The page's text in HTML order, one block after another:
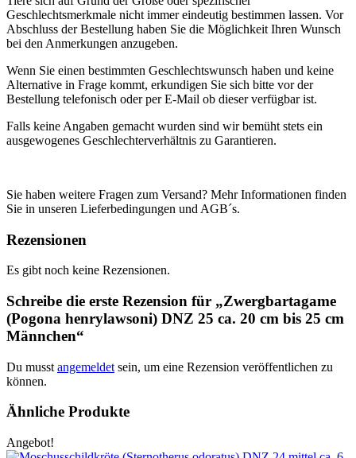
Geschlechtsmerkmale nicht immer eindeutig bestimmen lassen. Vor
Abschluss der Bestellung haben Sie die Möglichkeit Ihren Wunsch
bei den Anmerkungen anzugeben.
Wenn Sie einen bestimmten Geschlechtswunsch haben und keine
Alternative in Frage kommt, erkundigen Sie sich bitte vor der
Bestellung telefonisch oder per E-Mail ob dieser verfügbar ist.
Falls keine Angaben gemacht wurden sind wir bemüht stets ein
ausgewogenes Geschlechterverhältnis zu Garantieren.
Sie haben weitere Fragen zum Versand? Mehr Informationen finden
Sie in unseren Lieferbedingungen und AGB´s.
Rezensionen
Es gibt noch keine Rezensionen.
Schreibe die erste Rezension für „Zwergbartagame
(Pogona henrylawsoni) DNZ 25 ca. 20 cm bis 25 cm
Männchen“
Du musst angemeldet sein, um eine Rezension veröffentlichen zu
können.
Ähnliche Produkte
Angebot!